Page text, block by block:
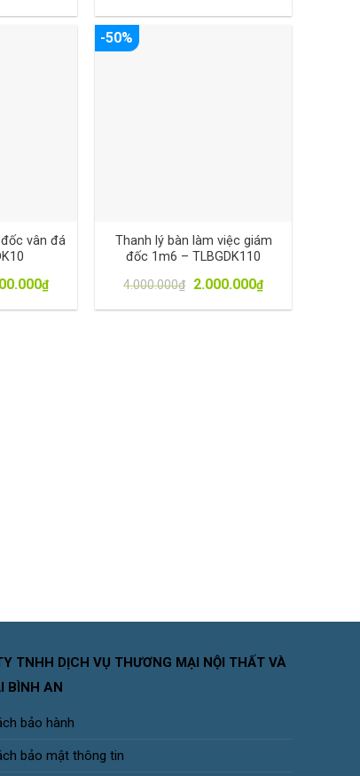
vân đá
₫
-50%
Thanh lý bàn làm việc giám
đốc 1m6 – TLBGDK110
4.000.000₫ 2.000.000₫
TNHH DỊCH VỤ THƯƠNG MẠI NỘI THẤT VÀ
BÌNH AN
bảo hành
bảo mật thông tin